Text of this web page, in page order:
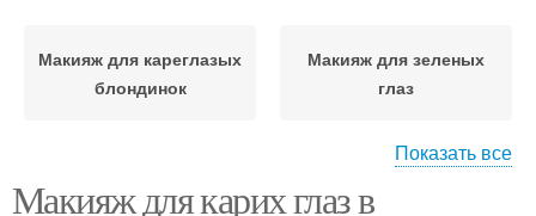
Макияж для кареглазых
блондинок
Макияж для зеленых
глаз
Макияж с волосами
Показать все
Макияж для карих глаз в